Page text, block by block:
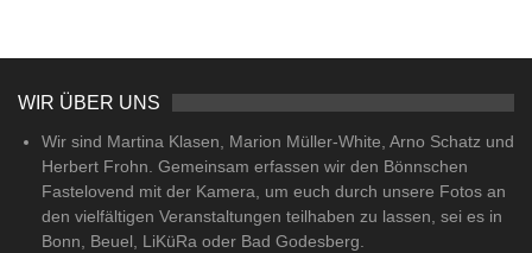
WIR ÜBER UNS
Wir sind Martina Klasen, Marion Müller-White, Arno Schatz und
Herbert Frohn. Gemeinsam erfassen wir den Bönnschen
Fastelovend mit der Kamera, um euch durch unsere Fotos an
den vielfältigen Veranstaltungen teilhaben zu lassen, sei es in
Bonn, Beuel, LiKüRa oder Bad Godesberg.